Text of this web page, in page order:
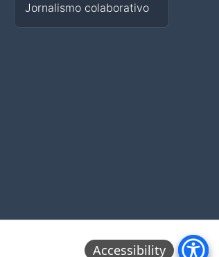
Jornalismo colaborativo
Accessibility